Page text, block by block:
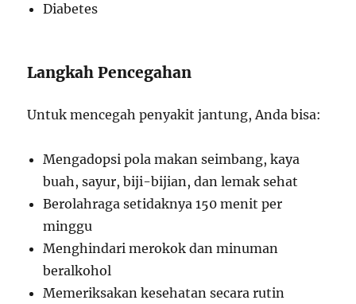
Diabetes
Langkah Pencegahan
Untuk mencegah penyakit jantung, Anda bisa:
Mengadopsi pola makan seimbang, kaya
buah, sayur, biji-bijian, dan lemak sehat
Berolahraga setidaknya 150 menit per
minggu
Menghindari merokok dan minuman
beralkohol
Memeriksakan kesehatan secara rutin